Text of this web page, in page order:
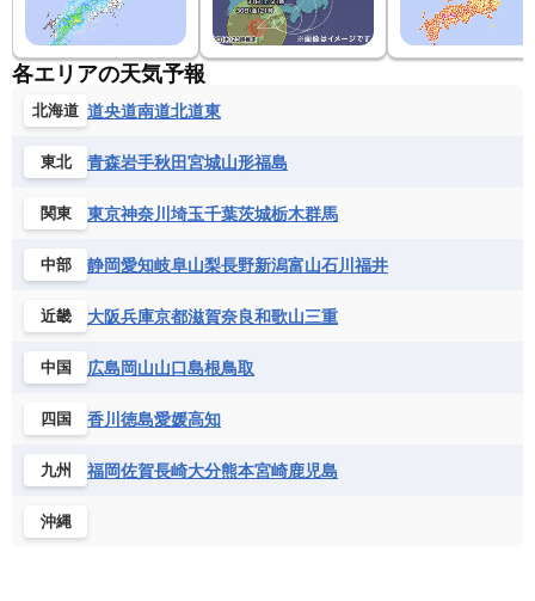
各エリアの天気予報
北海道 道央道南道北道東
東北 青森岩手秋田宮城山形福島
関東 東京神奈川 埼玉千葉茨城栃木群馬
中部 静岡愛知岐阜山梨長野新潟富山石川 福井
近畿 大阪兵庫京都滋賀奈良和歌山三重
中国 広島岡山山口島根鳥取
四国 香川 徳島愛媛高知
九州 福岡佐賀長崎大分熊本宮崎鹿児島
沖縄